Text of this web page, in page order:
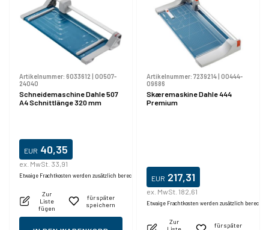
Artikelnummer: 6033612 | 00507-
24040
Schneidemaschine Dahle 507
A4 Schnittlänge 320 mm
EUR 40,35
ex. MwSt. 33,91
Etwaige Frachtkosten werden zusätzlich berechnet.
Zur
Liste
fügen
für später
speichern
Artikelnummer: 7239214| 00444-
09686
Skæremaskine Dahle 444
Premium
EUR 217,31
ex. MwSt. 182,61
Etwaige Frachtkosten werden zusätzlich
Zur
für später